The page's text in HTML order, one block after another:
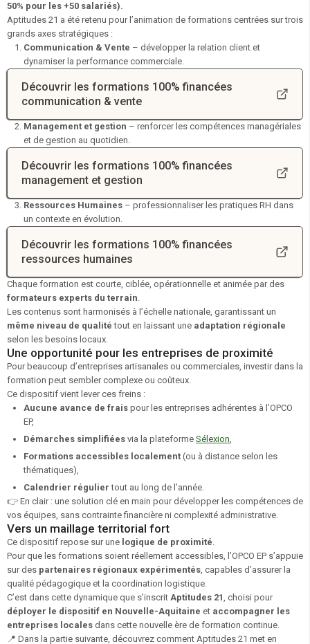
50% pour les +50 salariés).
Aptitudes 21 a été retenu pour l’animation de formations centrées sur trois
grands axes stratégiques :
Communication & Vente – développer la relation client et
dynamiser la performance commerciale.
Découvrir les formations 100% financées
communication & vente
Management et gestion – renforcer les compétences managériales
et de gestion au quotidien.
Découvrir les formations 100% financées
management et gestion
Ressources Humaines – professionnaliser les pratiques RH dans
un contexte en évolution.
Découvrir les formations 100% financées
ressources humaines
Chaque formation est courte, ciblée, opérationnelle et animée par des
formateurs experts du terrain.
Les contenus sont harmonisés à l’échelle nationale, garantissant un
même niveau de qualité tout en laissant une adaptation régionale
selon les besoins locaux.
Une opportunité pour les entreprises de proximité
Pour beaucoup d’entreprises artisanales ou commerciales, investir dans la
formation peut sembler complexe ou coûteux.
Ce dispositif vient lever ces freins :
Aucune avance de frais pour les entreprises adhérentes à l’OPCO
EP,
Démarches simplifiées via la plateforme Sélexion,
Formations accessibles localement (ou à distance selon les
thématiques),
Calendrier régulier tout au long de l’année.
👉 En clair : une solution clé en main pour développer les compétences de
vos équipes, sans contrainte financière ni complexité administrative.
Vers un maillage territorial fort
Ce dispositif repose sur une logique de proximité.
Pour que les formations soient réellement accessibles, l’OPCO EP s’appuie
sur des partenaires régionaux expérimentés, capables d’assurer la
qualité pédagogique et la coordination logistique.
C’est dans cette dynamique que s’inscrit Aptitudes 21, choisi pour
déployer le dispositif en Nouvelle-Aquitaine et accompagner les
entreprises locales dans cette nouvelle ère de formation continue.
📍 Dans la partie suivante, découvrez comment Aptitudes 21 met en